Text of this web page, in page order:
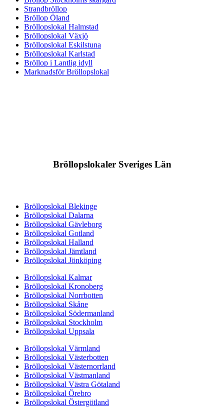
Strandbröllop
Bröllop Öland
Bröllopslokal Halmstad
Bröllopslokal Växjö
Bröllopslokal Eskilstuna
Bröllopslokal Karlstad
Bröllop i Lantlig idyll
Marknadsför Bröllopslokal
Bröllopslokaler Sveriges Län
Bröllopslokal Blekinge
Bröllopslokal Dalarna
Bröllopslokal Gävleborg
Bröllopslokal Gotland
Bröllopslokal Halland
Bröllopslokal Jämtland
Bröllopslokal Jönköping
Bröllopslokal Kalmar
Bröllopslokal Kronoberg
Bröllopslokal Norrbotten
Bröllopslokal Skåne
Bröllopslokal Södermanland
Bröllopslokal Stockholm
Bröllopslokal Uppsala
Bröllopslokal Värmland
Bröllopslokal Västerbotten
Bröllopslokal Västernorrland
Bröllopslokal Västmanland
Bröllopslokal Västra Götaland
Bröllopslokal Örebro
Bröllopslokal Östergötland